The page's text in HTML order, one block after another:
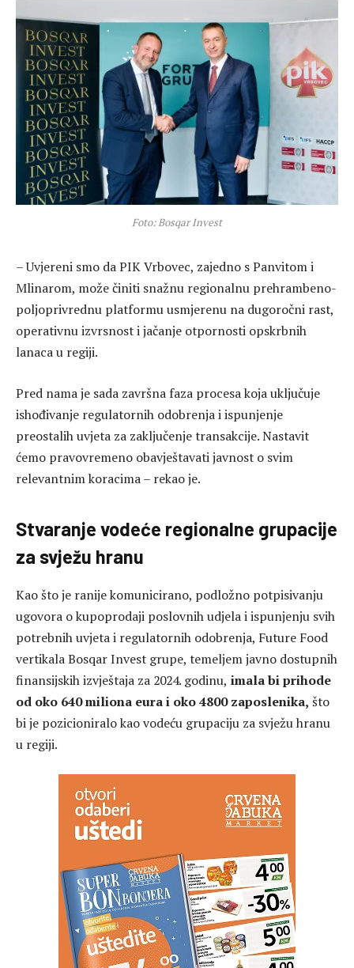
Foto: Bosqar Invest
– Uvjereni smo da PIK Vrbovec, zajedno s Panvitom i
Mlinarom, može činiti snažnu regionalnu prehrambeno-
poljoprivrednu platformu usmjerenu na dugoročni rast,
operativnu izvrsnost i jačanje otpornosti opskrbnih
lanaca u regiji.
Pred nama je sada završna faza procesa koja uključuje
ishođivanje regulatornih odobrenja i ispunjenje
preostalih uvjeta za zaključenje transakcije. Nastavit
ćemo pravovremeno obavještavati javnost o svim
relevantnim koracima – rekao je.
Stvaranje vodeće regionalne grupacije
za svježu hranu
Kao što je ranije komunicirano, podložno potpisivanju
ugovora o kupoprodaji poslovnih udjela i ispunjenju svih
potrebnih uvjeta i regulatornih odobrenja, Future Food
vertikala Bosqar Invest grupe, temeljem javno dostupnih
finansijskih izvještaja za 2024. godinu, imala bi prihode
od oko 640 miliona eura i oko 4800 zaposlenika, što
bi je pozicioniralo kao vodeću grupaciju za svježu hranu
u regiji.